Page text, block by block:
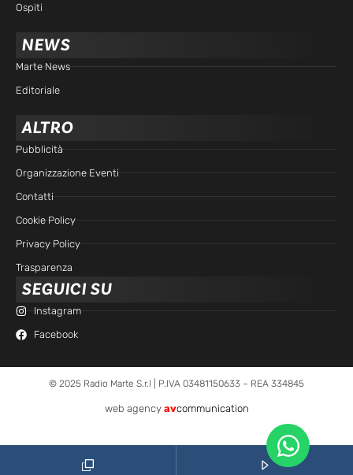
Ospiti
NEWS
Marte News
Editoriale
ALTRO
Pubblicità
Organizzazione Eventi
Contatti
Cookie Policy
Privacy Policy
Trasparenza
SEGUICI SU
Instagram
Facebook
© 2025 Radio Marte S.r.l | P.IVA 03481150633 – REA 334845
web agency avcommunication